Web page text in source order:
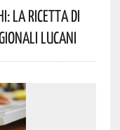
La Ricetta Di
Lucani